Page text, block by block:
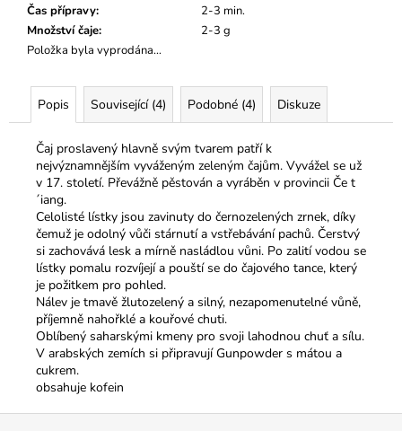
Čas přípravy:
2-3 min.
Množství čaje:
2-3 g
Položka byla vyprodána…
Popis Související (4) Podobné (4) Diskuze
Čaj proslavený hlavně svým tvarem patří k
nejvýznamnějším vyváženým zeleným čajům. Vyvážel se už
v 17. století. Převážně pěstován a vyráběn v provincii Če t
´iang.
Celolisté lístky jsou zavinuty do černozelených zrnek, díky
čemuž je odolný vůči stárnutí a vstřebávání pachů. Čerstvý
si zachovává lesk a mírně nasládlou vůni. Po zalití vodou se
lístky pomalu rozvíjejí a pouští se do čajového tance, který
je požitkem pro pohled.
Nálev je tmavě žlutozelený a silný, nezapomenutelné vůně,
příjemně nahořklé a kouřové chuti.
Oblíbený saharskými kmeny pro svoji lahodnou chuť a sílu.
V arabských zemích si připravují Gunpowder s mátou a
cukrem.
obsahuje kofein